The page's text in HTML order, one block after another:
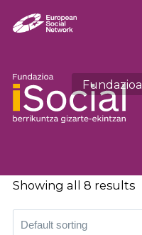
Fundazioa
Showing all 8 results